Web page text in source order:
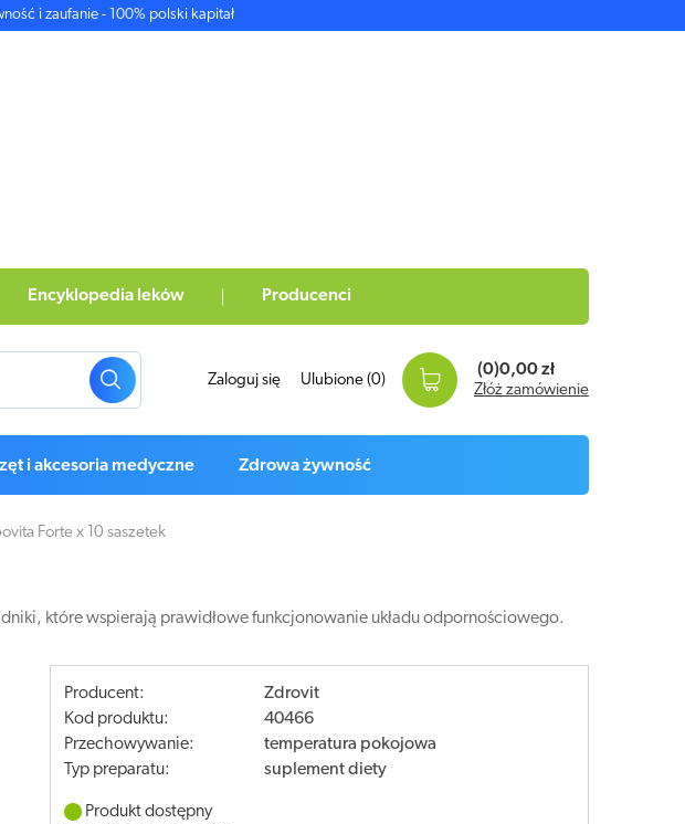
i zaufanie - 100% polski kapitał
Encyklopedia leków Producenci
Zaloguj się Ulubione (0)
(0)0,00 zł
Złóż zamówienie
i akcesoria medyczne Zdrowa żywność
Forte x 10 saszetek
które wspierają prawidłowe funkcjonowanie układu odpornościowego.
Producent:
Zdrovit
Kod produktu:
40466
Przechowywanie:
temperatura pokojowa
Typ preparatu:
suplement diety
Produkt dostępny